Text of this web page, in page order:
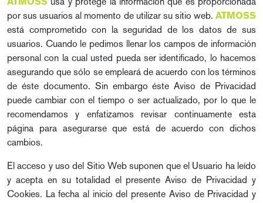
ATMOSS usa y protege la información que es proporcionada
por sus usuarios al momento de utilizar su sitio web. ATMOSS
está comprometido con la seguridad de los datos de sus
usuarios. Cuando le pedimos llenar los campos de información
personal con la cual usted pueda ser identificado, lo hacemos
asegurando que sólo se empleará de acuerdo con los términos
de éste documento. Sin embargo éste Aviso de Privacidad
puede cambiar con el tiempo o ser actualizado, por lo que le
recomendamos y enfatizamos revisar continuamente esta
página para asegurarse que está de acuerdo con dichos
cambios.
El acceso y uso del Sitio Web suponen que el Usuario ha leído
y acepta en su totalidad el presente Aviso de Privacidad y
Cookies. La fecha al inicio del presente Aviso de Privacidad y